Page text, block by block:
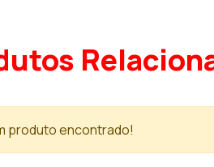
produto encontrado!